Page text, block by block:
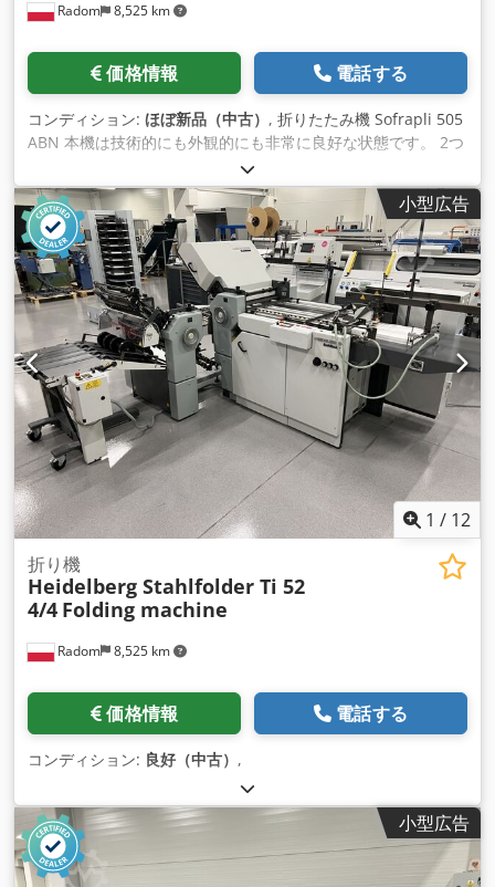
Radom 8,525 km
価格情報 電話する
コンディション: ほぼ新品（中古） , 折りたたみ機 Sofrapli 505
ABN 本機は技術的にも外観的にも非常に良好な状態です。 2つ
のポケット、空気圧式給紙、パッキング機能付きカウンター、
トータルカウント、折り速度インジケーターが装備されていま
す。 機械にはデフレクターと新品の折り目付けローラーが付属
しています。 230V電源。 リッチェルコンプレッサー
Chsdpfewyakvjx Apmea 延長電気供給。 下からのバキューム
ローラーによるノンストップ給紙。 A2 +フォーマット 処理紙
の重量 - 40 - 240gsm 生産性、A4/時間 - 最大30,000枚
小型広告
1 / 12
Radom 8,525 km
折り機
Heidelberg Stahlfolder Ti 52
4/4 Folding machine
価格情報 電話する
コンディション: 良好（中古） ,
小型広告